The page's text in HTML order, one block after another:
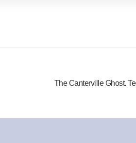
The Canterville Ghost.